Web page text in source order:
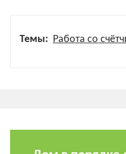
Темы: Работа со